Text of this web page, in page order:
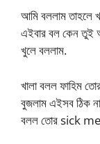
আমি বললাম তাহলে
এইবার বল কেন তুই
খুলে বললাম.
খালা বলল ফাহিম
বুজলাম এইসব ঠিক
বলল তোর sick